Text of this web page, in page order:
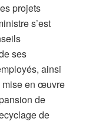
projets
s’est
ses
ainsi
mise en œuvre
de
de